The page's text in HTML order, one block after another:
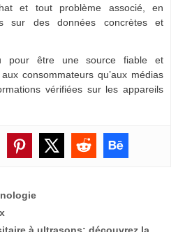
et tout problème associé, en
sur des données concrètes et
pour être une source fiable et
consommateurs qu’aux médias
vérifiées sur les appareils